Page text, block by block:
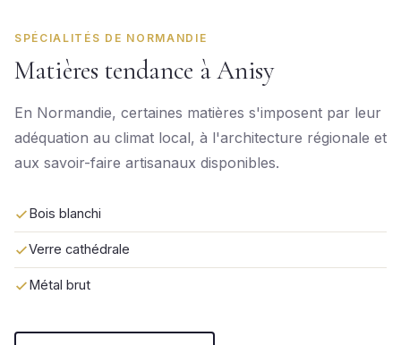
SPÉCIALITÉS DE NORMANDIE
Matières tendance à Anisy
En Normandie, certaines matières s'imposent par leur
adéquation au climat local, à l'architecture régionale et
aux savoir-faire artisanaux disponibles.
Bois blanchi
Verre cathédrale
Métal brut